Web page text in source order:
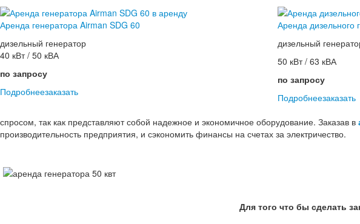
Аренда генератора Airman SDG 60
дизельный генератор
40 кВт / 50 кВА
по запросу
Подробнеезаказать
Аренда дизельного
дизельный
50 кВт / 63 кВА
по запросу
Подробнеезаказать
спросом, так как представляют собой надежное и экономичное оборудование. Заказав в
производительность предприятия, и сэкономить финансы на счетах за электричество.
Для того что бы сделать